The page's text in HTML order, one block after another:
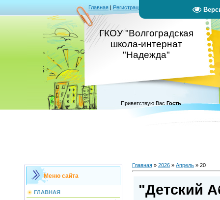
Главная | Регистрация
ГКОУ "Волгоградская
школа-интернат
"Надежда"
Приветствую Вас Гость
Меню сайта
ГЛАВНАЯ
Главная » 2026 » Апрель » 20
"Детский